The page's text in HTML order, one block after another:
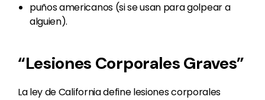
puños americanos (si se usan para golpear a
alguien).
“Lesiones Corporales Graves”
La ley de California define lesiones corporales